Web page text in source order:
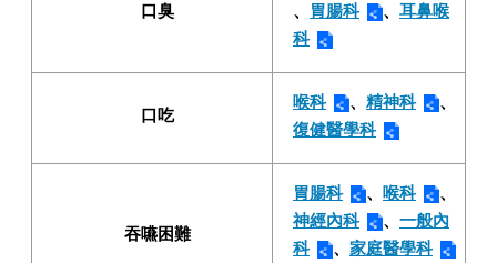
口臭
、
胃腸科 、 耳鼻喉
科
口吃
喉科 、 精神科
、
復健醫學科
吞嚥困難
胃腸科 、 喉科
、
神經內科
、 一般內
科
、 家庭醫學科